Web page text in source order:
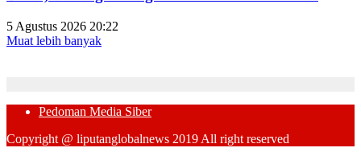
5 Agustus 2026 20:22
Muat lebih banyak
Pedoman Media Siber
Copyright @ liputanglobalnews 2019 All right reserved